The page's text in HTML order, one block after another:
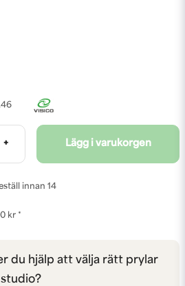
+ Lägg i varukorgen
innan 14
kr *
du hjälp att välja rätt prylar